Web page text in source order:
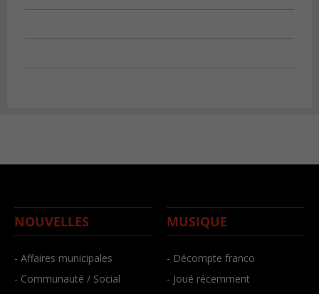
NOUVELLES
- Affaires municipales
- Communauté / Social
MUSIQUE
- Décompte franco
- Joué récemment